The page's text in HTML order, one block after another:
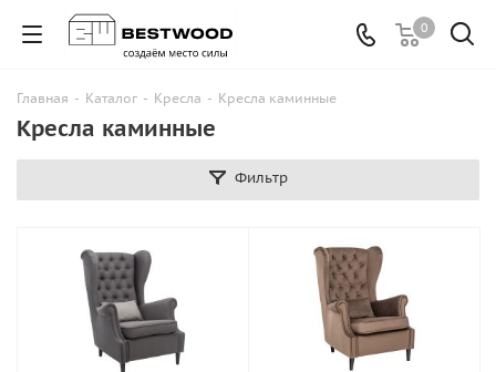
0
Главная - Каталог - Кресла - Кресла каминные
Кресла каминные
Фильтр